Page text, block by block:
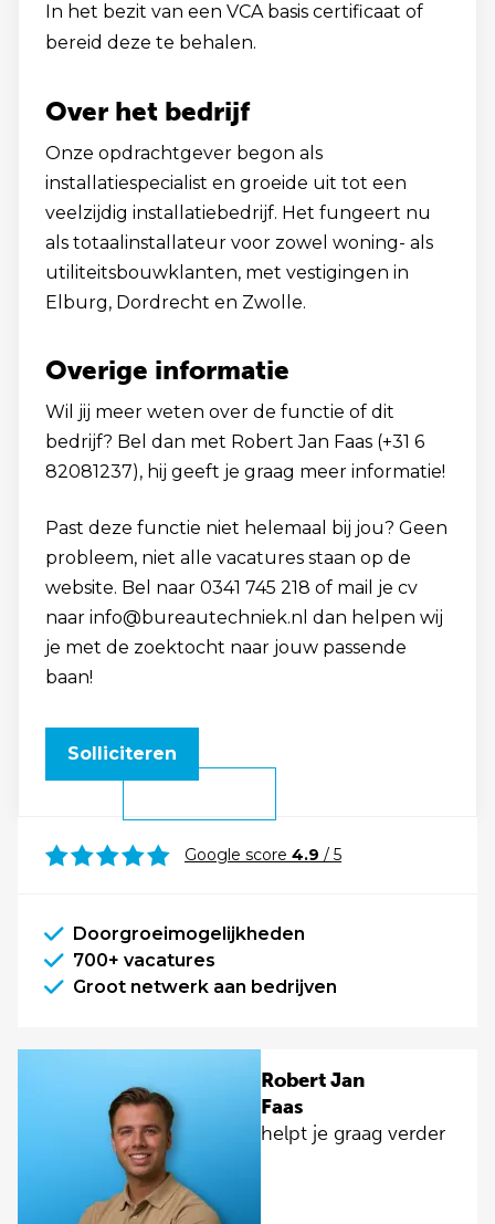
In het bezit van een VCA basis certificaat of
bereid deze te behalen.
Over het bedrijf
Onze opdrachtgever begon als
installatiespecialist en groeide uit tot een
veelzijdig installatiebedrijf. Het fungeert nu
als totaalinstallateur voor zowel woning- als
utiliteitsbouwklanten, met vestigingen in
Elburg, Dordrecht en Zwolle.
Overige informatie
Wil jij meer weten over de functie of dit
bedrijf? Bel dan met Robert Jan Faas (+31 6
82081237), hij geeft je graag meer informatie!
Past deze functie niet helemaal bij jou? Geen
probleem, niet alle vacatures staan op de
website. Bel naar 0341 745 218 of mail je cv
naar info@bureautechniek.nl dan helpen wij
je met de zoektocht naar jouw passende
baan!
Solliciteren
Google score 4.9 / 5
Doorgroeimogelijkheden
700+ vacatures
Groot netwerk aan bedrijven
Robert Jan
Faas
helpt je graag verder